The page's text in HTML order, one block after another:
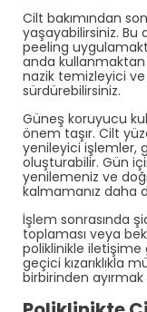
Cilt bakımından
yaşayabilirsiniz.
peeling
anda kullanmaktan
nazik temizleyici
sürdürebilirsiniz.
Güneş koruyucu
önem taşır. Cilt
yenileyici işlemler,
oluşturabilir. Gün
yenilemeniz ve
kalmamanız daha
İşlem sonrasında
toplaması veya
poliklinikle iletişime
geçici kızarıklıkla
birbirinden